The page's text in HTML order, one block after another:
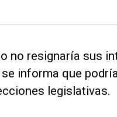
no resignaría sus
informa que
legislativas.